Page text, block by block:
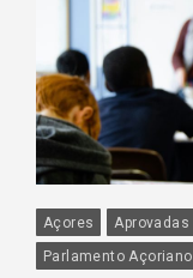
Açores Aprovadas
Parlamento Açoriano